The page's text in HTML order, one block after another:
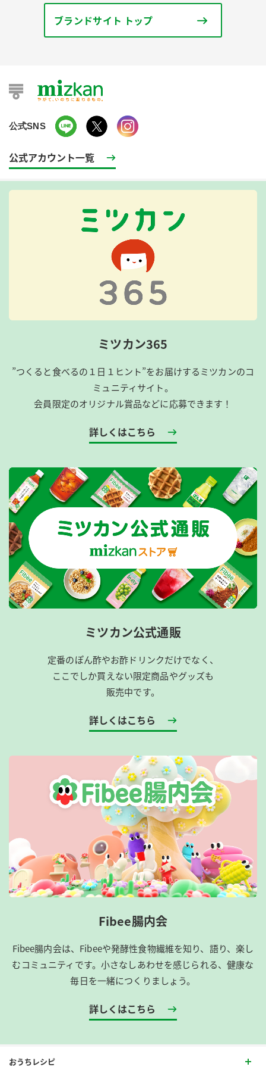
ブランドサイト トップ
公式SNS
公式アカウント一覧
ミツカン365
”つくると食べるの１日１ヒント”をお届けするミツカンのコ
ミュニティサイト。
会員限定のオリジナル賞品などに応募できます！
詳しくはこちら
ミツカン公式通販
定番のぽん酢やお酢ドリンクだけでなく、
ここでしか買えない限定商品やグッズも
販売中です。
詳しくはこちら
Fibee腸内会
Fibee腸内会は、​Fibeeや発酵性食物繊維を知り、語り、楽し
むコミュニティです。​小さなしあわせを感じられる、健康な
毎日を一緒につくりましょう。
詳しくはこちら
おうちレシピ